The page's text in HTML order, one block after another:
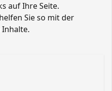
auf Ihre Seite.
Sie so mit der